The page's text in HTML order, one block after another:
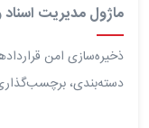
ماژول مدیریت
ذخیره‌سازی امن
دسته‌بندی،